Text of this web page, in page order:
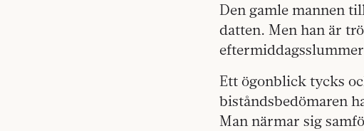
Den gamle mannen
datten. Men han är
Ett ögonblick tycks
biståndsbedömaren
Man närmar sig